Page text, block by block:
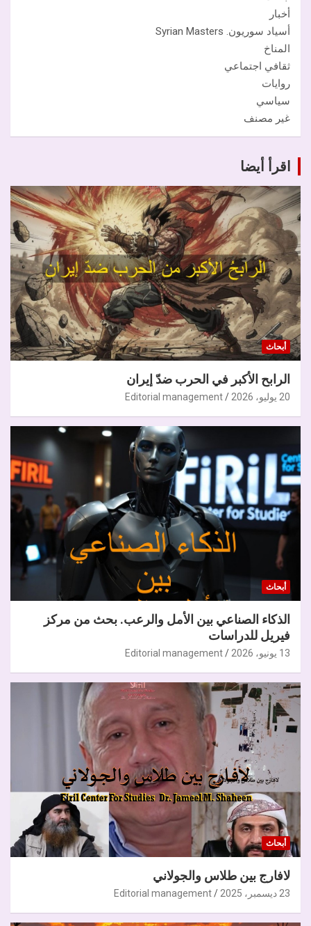
أخبار
أسياد سوريون. Syrian Masters
المناخ
ثقافي اجتماعي
روايات
سياسي
غير مصنف
اقرأ أيضا
أبحاث
الرابح الأكبر في الحرب ضدّ إيران
20 يوليو، 2026 Editorial management
أبحاث
الذكاء الصناعي بين الأمل والرعب. بحث من مركز
فيريل للدراسات
13 يونيو، 2026 Editorial management
أبحاث
لافارج بين طلاس والجولاني
23 ديسمبر، 2025 Editorial management